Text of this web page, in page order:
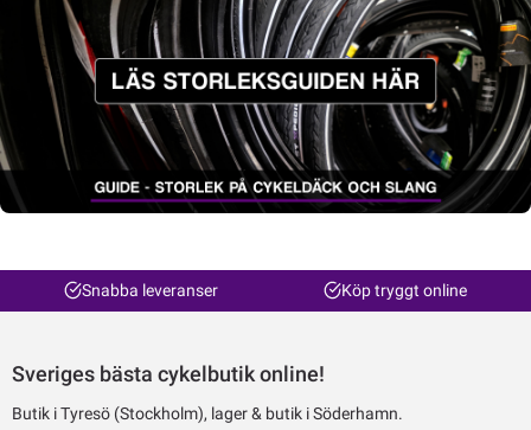
Snabba leveranser Köp tryggt online
Sveriges bästa cykelbutik online!
Butik i Tyresö (Stockholm), lager & butik i Söderhamn.